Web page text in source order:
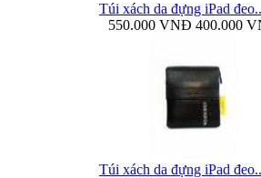
Ốp lưng samsung Galaxy S4 i9500
Túi xách da đựng iPad
550.000 VNĐ 400.000
Túi xách da đựng iPad